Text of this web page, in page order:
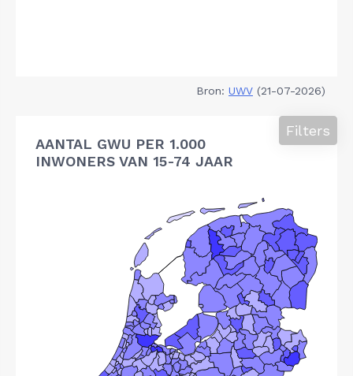
Bron: UWV (21-07-2026)
AANTAL GWU PER 1.000
INWONERS VAN 15-74 JAAR
Filters